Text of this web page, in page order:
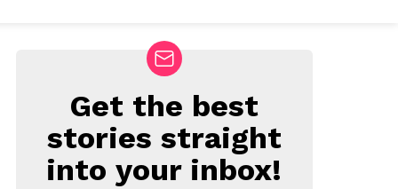
NEWSLETTER
Get the best
stories straight
into your inbox!